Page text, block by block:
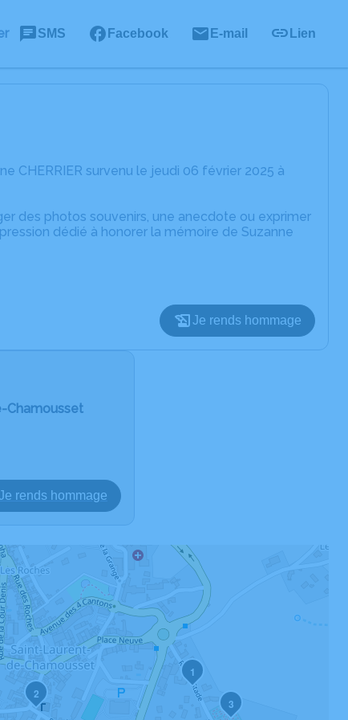
SMS Facebook E-mail Lien
CHERRIER survenu le jeudi 06 février 2025 à
des photos souvenirs, une anecdote ou exprimer
dédié à honorer la mémoire de Suzanne
Je rends hommage
Chamousset
rends hommage
1
2
3